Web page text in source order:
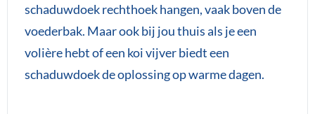
schaduwdoek rechthoek hangen, vaak boven de
voederbak. Maar ook bij jou thuis als je een
volière hebt of een koi vijver biedt een
schaduwdoek de oplossing op warme dagen.